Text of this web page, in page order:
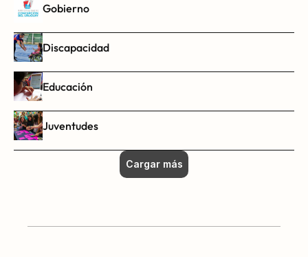
Gobierno
Discapacidad
Educación
Juventudes
Cargar más